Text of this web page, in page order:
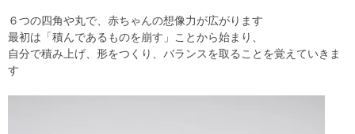
６つの四角や丸で、赤ちゃんの想像力が広がります
最初は「積んであるものを崩す」ことから始まり、
自分で積み上げ、形をつくり、バランスを取ることを覚えていきま
す